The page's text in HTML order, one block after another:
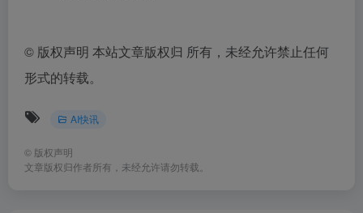
© 版权声明 本站文章版权归 所有，未经允许禁止任何
形式的转载。
AI快讯
© 版权声明
文章版权归作者所有，未经允许请勿转载。